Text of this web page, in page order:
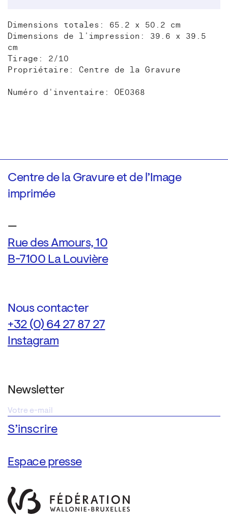
Dimensions totales: 65.2 x 50.2 cm
Dimensions de l’impression: 39.6 x 39.5
cm
Tirage: 2/10
Propriétaire: Centre de la Gravure
Numéro d'inventaire: OE0368
Centre de la Gravure et de l’Image
imprimée
—
Rue des Amours, 10
B-7100 La Louvière
Nous contacter
+32 (0) 64 27 87 27
Instagram
Newsletter
Espace presse